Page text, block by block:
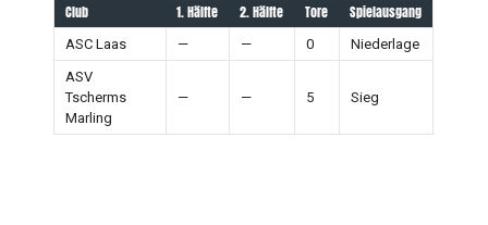
Club 1. Hälfte 2. Hälfte Tore Spielausgang
ASC Laas — — 0
Niederlage
ASV
Tscherms
Marling
— — 5 Sieg